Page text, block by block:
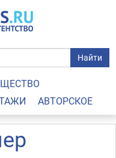
Найти
АВТОРСКОЕ